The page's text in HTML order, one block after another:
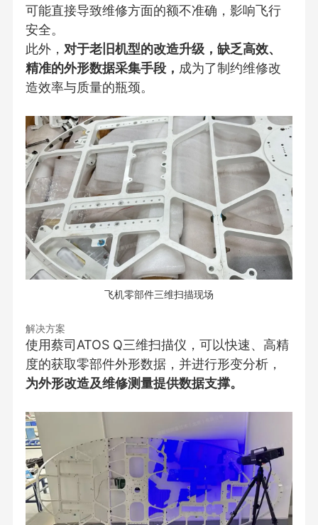
可能直接导致维修方面的额不准确，影响飞行
安全。
此外， 对于老旧机型的改造升级，缺乏高效、
精准的外形数据采集手段， 成为了制约维修改
造效率与质量的瓶颈。
飞机零部件三维扫描现场
解决方案
使用蔡司ATOS Q三维扫描仪，可以快速、高精
度的获取零部件外形数据，并进行形变分析，
为外形改造及维修测量提供数据支撑。